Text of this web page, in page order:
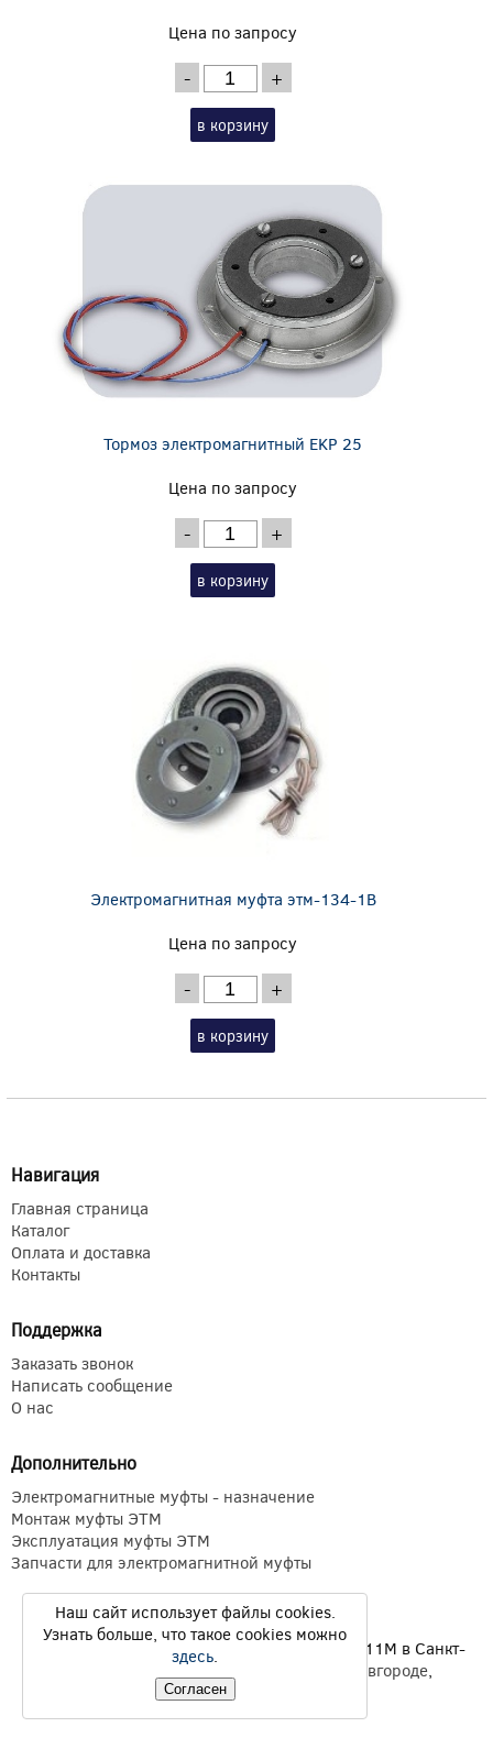
Цена по запросу
- +
в корзину
Тормоз электромагнитный EKP 25
Цена по запросу
- +
в корзину
Электромагнитная муфта этм-134-1В
Цена по запросу
- +
в корзину
Навигация
Главная страница
Каталог
Оплата и доставка
Контакты
Поддержка
Заказать звонок
Написать сообщение
О нас
Дополнительно
Электромагнитные муфты - назначение
Монтаж муфты ЭТМ
Эксплуатация муфты ЭТМ
Запчасти для электромагнитной муфты
Электромагнитные муфты ЭТМ Э1ТМ ETM Э11М в Санкт-
Екатеринбурге Нижнем Новгороде,
Новосибирске
Наш сайт использует файлы cookies.
Узнать больше, что такое cookies можно
здесь.
Согласен